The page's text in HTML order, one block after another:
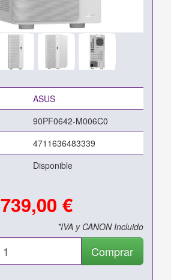
ASUS
90PF0642-M006C0
4711636483339
Disponible
739,00 €
*IVA y CANON Incluido
Comprar